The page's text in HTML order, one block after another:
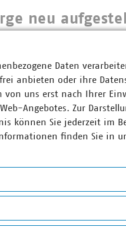
neu
mit
Wärmestrategie und
füllen
Wärmestrategie und
Daten
anbieten oder ihre
von uns erst nach Ihrer
Angebotes. Zur
können Sie jederzeit im
finden Sie in